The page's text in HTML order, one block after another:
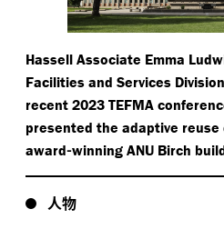
Hassell Associate Emma
Facilities and Services
recent 2023 TEFMA
presented the adaptive
award-winning ANU Birch
人物